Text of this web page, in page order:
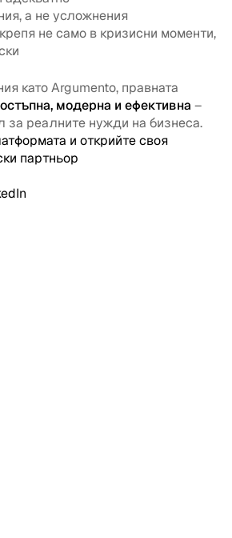
а не усложнения
не само в кризисни моменти,
като Argumento, правната
модерна и ефективна –
за реалните нужди на бизнеса.
и открийте своя
партньор